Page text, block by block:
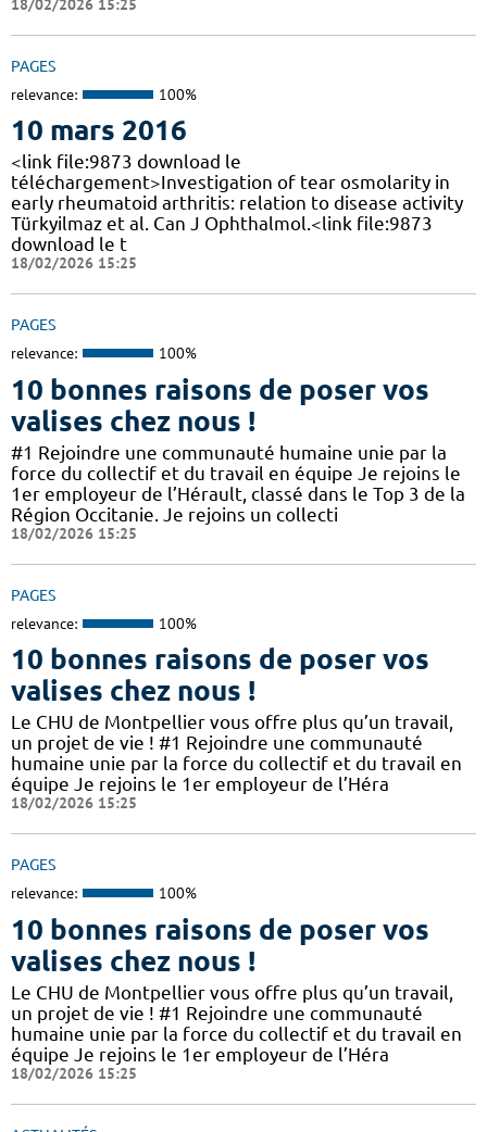
18/02/2026 15:25
PAGES
relevance: 100%
10 mars 2016
<link file:9873 download le
téléchargement>Investigation of tear osmolarity in
early rheumatoid arthritis: relation to disease activity
Türkyilmaz et al. Can J Ophthalmol.<link file:9873
download le t
18/02/2026 15:25
PAGES
relevance: 100%
10 bonnes raisons de poser vos
valises chez nous !
#1 Rejoindre une communauté humaine unie par la
force du collectif et du travail en équipe Je rejoins le
1er employeur de l’Hérault, classé dans le Top 3 de la
Région Occitanie. Je rejoins un collecti
18/02/2026 15:25
PAGES
relevance: 100%
10 bonnes raisons de poser vos
valises chez nous !
Le CHU de Montpellier vous offre plus qu’un travail,
un projet de vie ! #1 Rejoindre une communauté
humaine unie par la force du collectif et du travail en
équipe Je rejoins le 1er employeur de l’Héra
18/02/2026 15:25
PAGES
relevance: 100%
10 bonnes raisons de poser vos
valises chez nous !
Le CHU de Montpellier vous offre plus qu’un travail,
un projet de vie ! #1 Rejoindre une communauté
humaine unie par la force du collectif et du travail en
équipe Je rejoins le 1er employeur de l’Héra
18/02/2026 15:25